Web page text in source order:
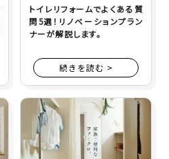
トイレリフォームでよくある質
問5選！リノベーションプラン
ナーが解説します。
続きを読む >